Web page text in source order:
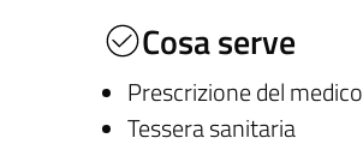
Cosa serve
Prescrizione del medico
Tessera sanitaria